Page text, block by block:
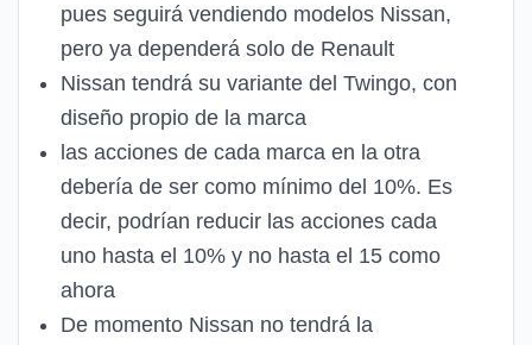
pues seguirá vendiendo modelos Nissan,
pero ya dependerá solo de Renault
Nissan tendrá su variante del Twingo, con
diseño propio de la marca
las acciones de cada marca en la otra
debería de ser como mínimo del 10%. Es
decir, podrían reducir las acciones cada
uno hasta el 10% y no hasta el 15 como
ahora
De momento Nissan no tendrá la